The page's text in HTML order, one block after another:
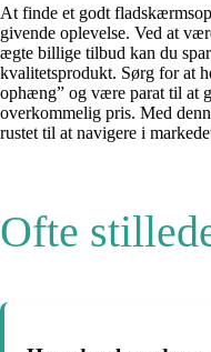
At finde et godt
givende oplevelse. Ved at
ægte billige tilbud kan du
kvalitetsprodukt. Sørg for at
ophæng” og være parat til at
overkommelig pris. Med
rustet til at navigere i
Ofte